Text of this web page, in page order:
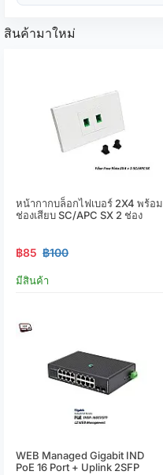
สินค้ามาใหม่
หน้ากากบล็อกไฟเบอร์ 2X4 พร้อม
ช่องเสียบ SC/APC SX 2 ช่อง
฿85 ฿100
มีสินค้า
WEB Managed Gigabit IND
PoE 16 Port + Uplink 2SFP